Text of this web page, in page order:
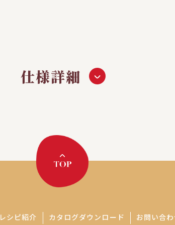
仕様詳細
レシピ紹介 カタログダウンロード お問い合わ